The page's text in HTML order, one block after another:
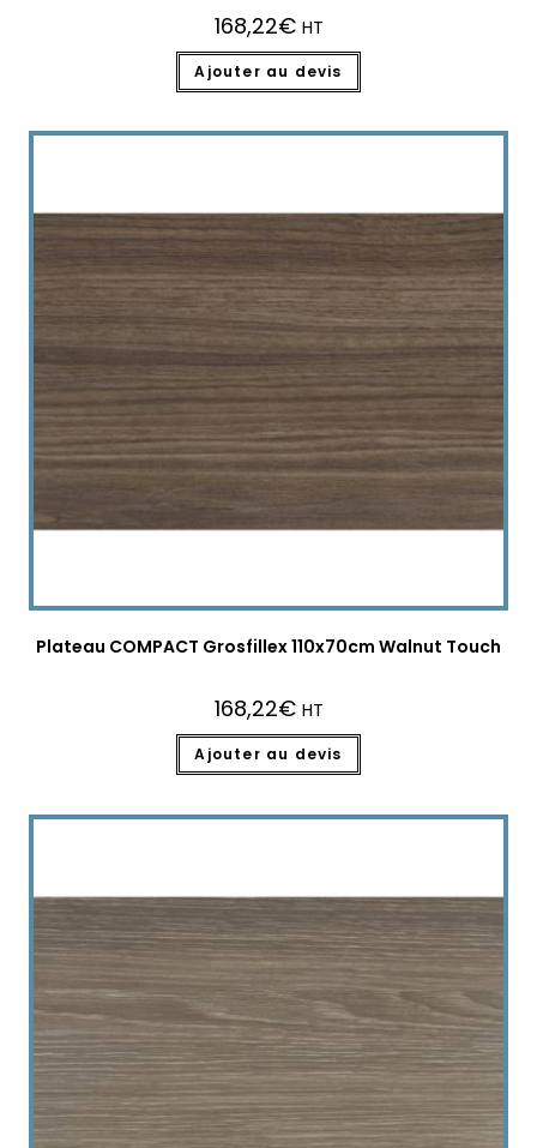
168,22€ HT
Ajouter au devis
Plateau COMPACT Grosfillex 110x70cm Walnut Touch
168,22€ HT
Ajouter au devis